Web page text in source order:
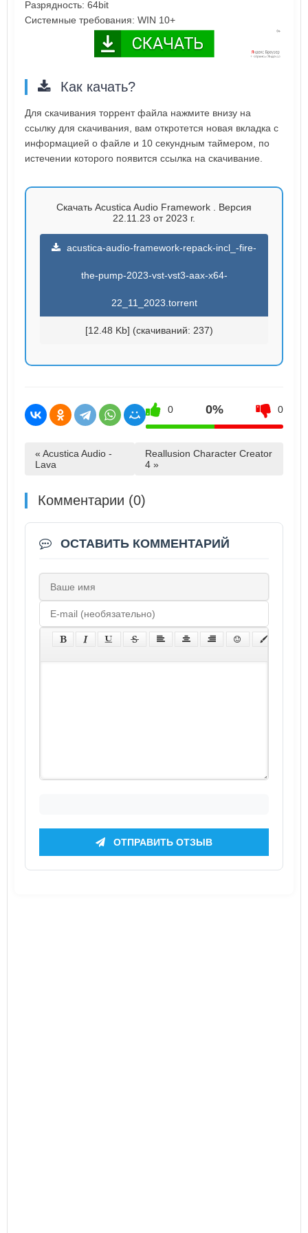
Разрядность: 64bit
Системные требования: WIN 10+
Как качать?
Для скачивания торрент файла нажмите внизу на
ссылку для скачивания, вам откротется новая вкладка с
информацией о файле и 10 секундным таймером, по
истечении которого появится ссылка на скачивание.
Скачать Acustica Audio Framework . Версия
22.11.23 от 2023 г.
acustica-audio-framework-repack-incl_-fire-
the-pump-2023-vst-vst3-aax-x64-
22_11_2023.torrent
[12.48 Kb] (cкачиваний: 237)
0 0% 0
« Acustica Audio -
Lava
Reallusion Character Creator
4 »
Комментарии (0)
ОСТАВИТЬ КОММЕНТАРИЙ
ОТПРАВИТЬ ОТЗЫВ